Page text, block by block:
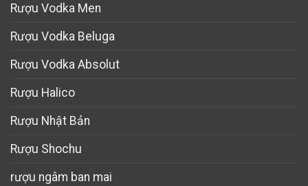
Rượu Vodka Men
Rượu Vodka Beluga
Rượu Vodka Absolut
Rượu Halico
Rượu Nhật Bản
Rượu Shochu
rượu ngâm ban mai